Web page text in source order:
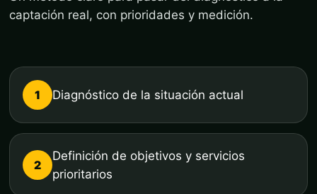
captación real, con prioridades y medición.
1 Diagnóstico de la situación actual
2
Definición de objetivos y servicios
prioritarios